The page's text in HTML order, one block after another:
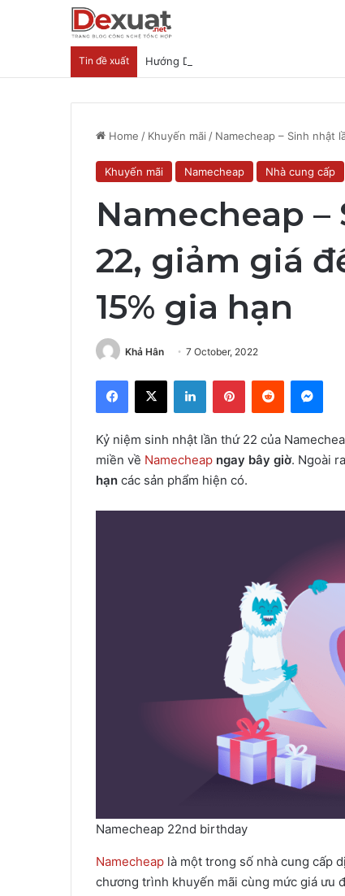
Tin đề xuất Hướng Dẫn Nhận Lovable Pro 3 Tháng
Home / Khuyến mãi / Namecheap – Sinh nhật
Khuyến mãi Namecheap Nhà cung cấp
Namecheap
22, giảm giá
15% gia hạn
Khả Hân 7 October, 2022
Facebook
X LinkedInPinterestReddit
Kỷ niệm sinh nhật lần thứ 22 của
miền về Namecheap ngay bây giờ. Ngoài
hạn các sản phẩm hiện có.
Namecheap 22nd birthday
Namecheap là một trong số nhà cung cấp
chương trình khuyến mãi cùng mức giá ưu